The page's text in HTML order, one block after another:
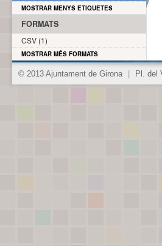
MOSTRAR MENYS ETIQUETES
FORMATS
CSV (1)
MOSTRAR MÉS FORMATS
© 2013 Ajuntament de Girona Pl. del